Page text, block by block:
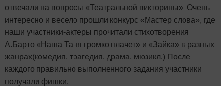
отвечали на вопросы «Театральной викторины». Очень
интересно и весело прошли конкурс «Мастер слова», где
наши участники-актеры прочитали стихотворения
А.Барто «Наша Таня громко плачет» и «Зайка» в разных
жанрах(комедия, трагедия, драма, мюзикл.) После
каждого правильно выполненного задания участники
получали фишки.